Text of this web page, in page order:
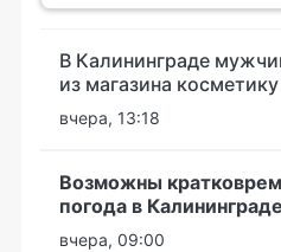
В Калининграде
из магазина
вчера, 13:18
Возможны
погода в
вчера, 09:00